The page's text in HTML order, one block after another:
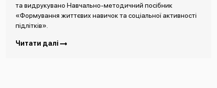
та видрукувано Навчально-методичний посібник
«Формування життєвих навичок та соціальної активності
підлітків».
Читати далі